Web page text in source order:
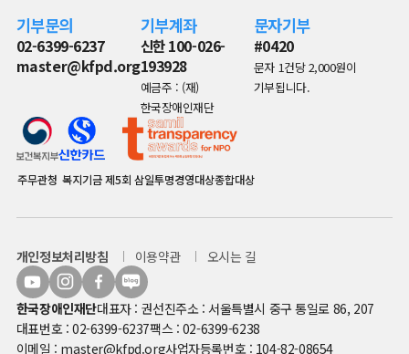
기부문의
02-6399-6237
master@kfpd.org
기부계좌
신한 100-026-
193928
예금주 : (재)
한국장애인재단
문자기부
#0420
문자 1건당 2,000원이
기부됩니다.
주무관청 복지기금제5회 삼일투명경영대상종합대상
개인정보처리방침 이용약관 오시는 길
한국장애인재단대표자 : 권선진주소 : 서울특별시 중구 통일로 86, 207
대표번호 : 02-6399-6237팩스 : 02-6399-6238
이메일 : master@kfpd.org사업자등록번호 : 104-82-08654